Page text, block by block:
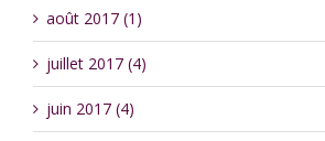
août 2017 (1)
juillet 2017 (4)
juin 2017 (4)